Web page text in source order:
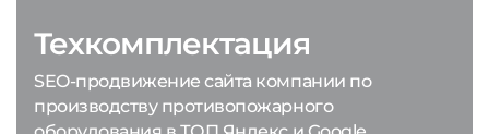
Техкомплектация
SEO-продвижение сайта компании по
производству противопожарного